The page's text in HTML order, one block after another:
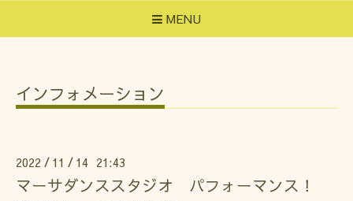
MENU
インフォメーション
2022 / 11 / 14 21:43
マーサダンススタジオ パフォーマンス！